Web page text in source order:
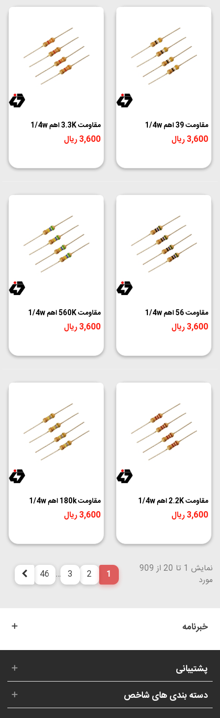
مقاومت 39 اهم 1/4w
3,600 ریال
مقاومت 3.3K اهم 1/4w
3,600 ریال
مقاومت 56 اهم 1/4w
3,600 ریال
مقاومت 560K اهم 1/4w
3,600 ریال
مقاومت 2.2K اهم 1/4w
3,600 ریال
مقاومت 180k اهم 1/4w
3,600 ریال
نمایش 1 تا 20 از 909
مورد
1
2
3
…
46 بعدی
خبرنامه
پشتیبانی
دسته بندی های شاخص